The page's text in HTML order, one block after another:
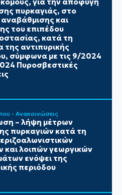
για την αποφυγή
πυρκαγιάς, στο
αναβάθμισης και
του επιπέδου
κατά τη
της αντιπυρικής
σύμφωνα με τις 9/2024
Πυροσβεστικές
- Ανακοινώσεις
– λήψη μέτρων
πυρκαγιών κατά τη
και λοιπών γεωργικών
ενόψει της
περιόδου